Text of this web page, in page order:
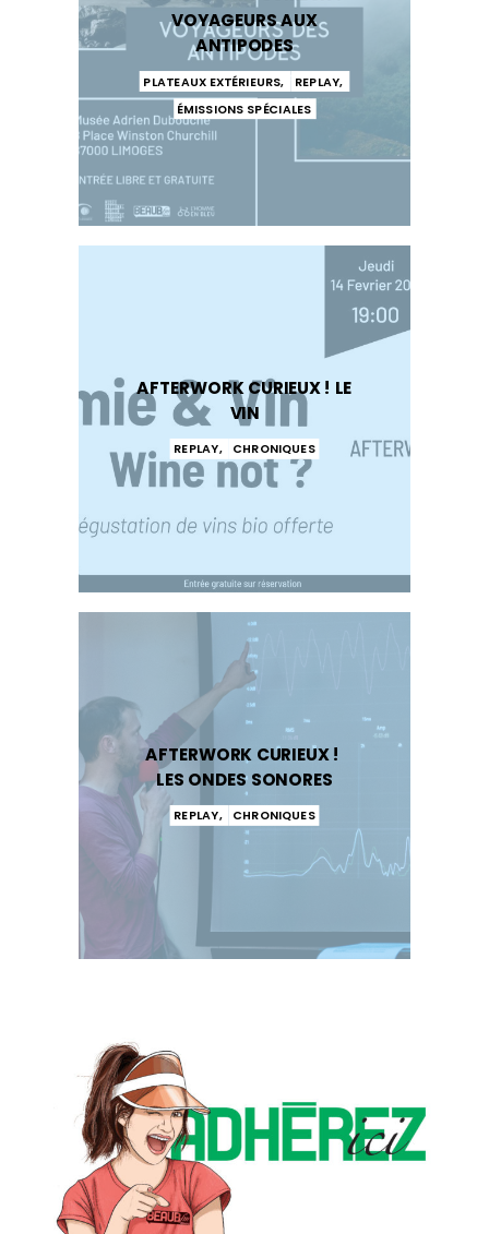
VOYAGEURS AUX
ANTIPODES
PLATEAUX EXTÉRIEURS, REPLAY,
ÉMISSIONS SPÉCIALES
AFTERWORK CURIEUX ! LE
VIN
REPLAY, CHRONIQUES
AFTERWORK CURIEUX !
LES ONDES SONORES
REPLAY, CHRONIQUES